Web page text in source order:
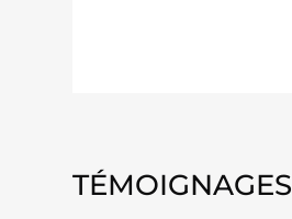
TÉMOIGNAGES